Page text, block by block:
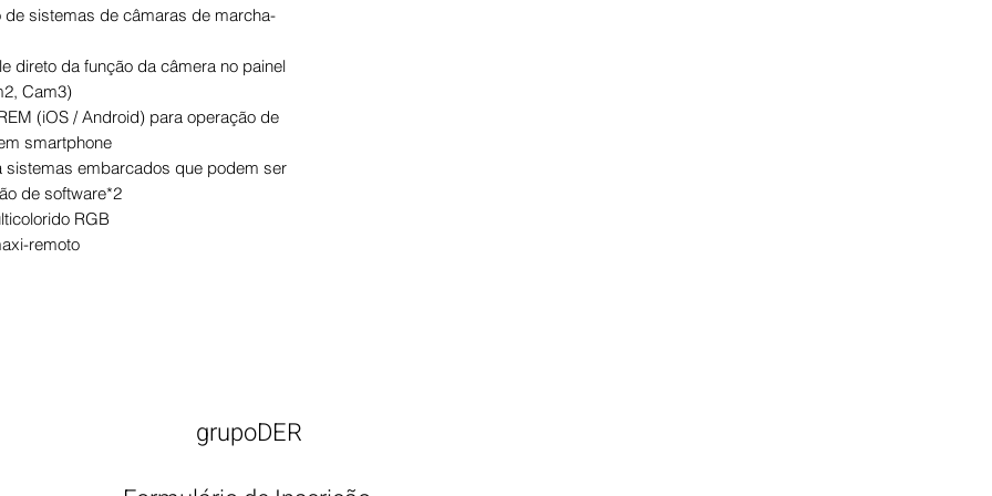
sistemas de câmaras de marcha-
direto da função da câmera no painel
Cam3)
(iOS / Android) para operação de
smartphone
sistemas embarcados que podem ser
de software*2
RGB
remoto
grupoDER